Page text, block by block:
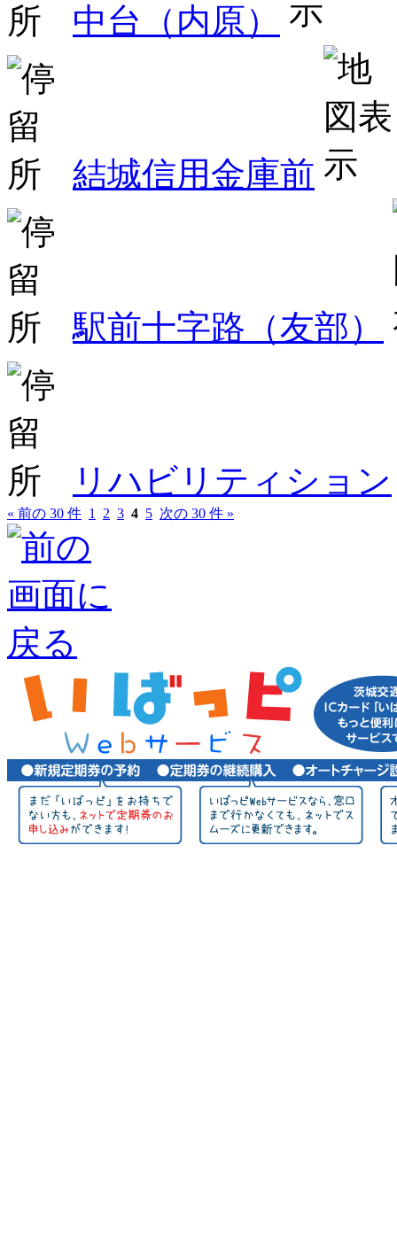
中台（内原）
結城信用金庫前
駅前十字路（友部）
リハビリティション
« 前の 30 件 1 2 3 4 5 次の 30 件 »